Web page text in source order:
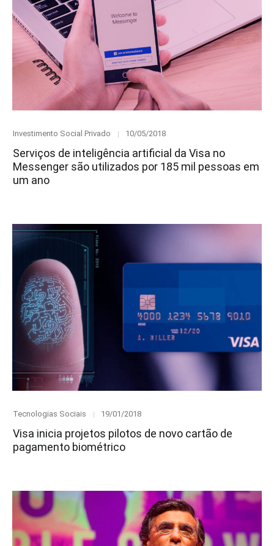
Category
Investimento Social Privado
Posted
10/05/2018
Serviços de inteligência artificial da Visa no
Messenger são utilizados por 185 mil pessoas em
um ano
Category
Tecnologias Sociais
Posted
19/01/2018
Visa inicia projetos pilotos de novo cartão de
pagamento biométrico